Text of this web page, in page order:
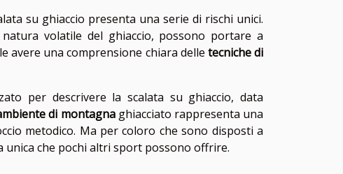
su ghiaccio presenta una serie di rischi unici.
volatile del ghiaccio, possono portare a
avere una comprensione chiara delle tecniche di
per descrivere la scalata su ghiaccio, data
di montagnaghiacciato rappresenta una
metodico. Ma per coloro che sono disposti a
unica che pochi altri sport possono offrire.